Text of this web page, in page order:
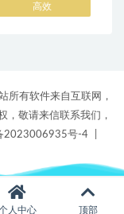
高效
所有软件来自互联网，
，敬请来信联系我们，
2023006935号-4
人中心 顶部